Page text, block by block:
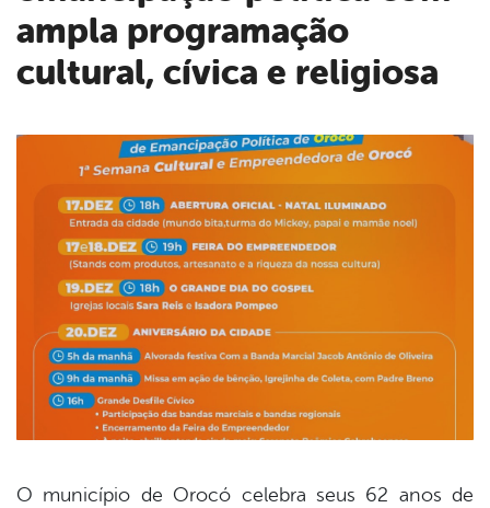
ampla programação
cultural, cívica e religiosa
O município de Orocó celebra seus 62 anos de